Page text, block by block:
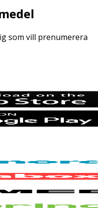
som vill prenumerera